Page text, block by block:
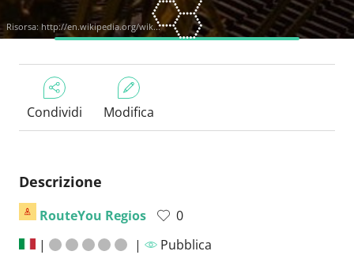
Risorsa: http://en.wikipedia.org/wik...
Condividi Modifica
Descrizione
RouteYou Regios
0
|
| Pubblica